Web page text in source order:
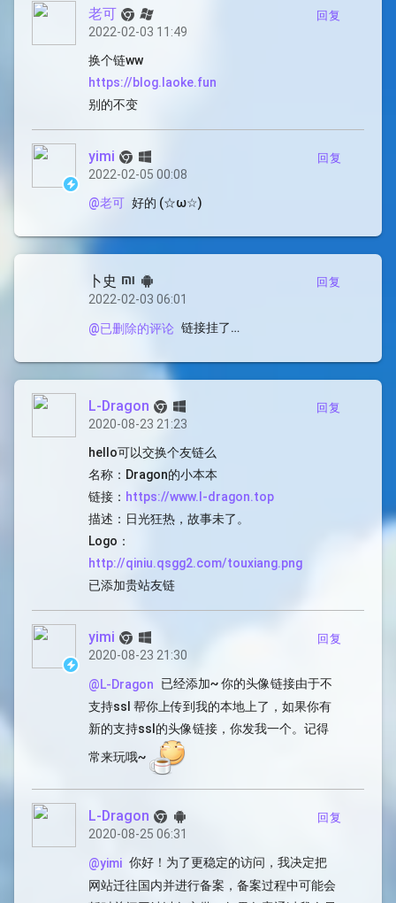
老可
2022-02-03 11:49
回复
换个链ww
https://blog.laoke.fun
别的不变
yimi
2022-02-05 00:08
回复
@老可 好的 (☆ω☆)
卜史
2022-02-03 06:01
回复
@已删除的评论 链接挂了…
L-Dragon
2020-08-23 21:23
回复
hello可以交换个友链么
名称：Dragon的小本本
链接： https://www.l-dragon.top
描述：日光狂热，故事未了。
Logo：
http://qiniu.qsgg2.com/touxiang.png
已添加贵站友链
yimi
2020-08-23 21:30
回复
@L-Dragon
已经添加~ 你的头像链接由于不
支持ssl 帮你上传到我的本地上了，如果你有
新的支持ssl的头像链接，你发我一个。记得
常来玩哦~
L-Dragon
2020-08-25 06:31
回复
@yimi 你好！为了更稳定的访问，我决定把
网站迁往国内并进行备案，备案过程中可能会